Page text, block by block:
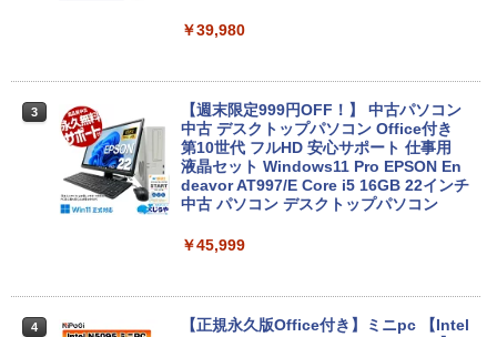
￥9,999
3
富士通 LIFEBOOK U9310/DX Core i5 10
210U 1.6GHz/8GB/256GB(SSD)/13.3W/
FHD(1920x1080)/Win11 バッテリ劣化
【中古】【20260619】
￥16,500
12.1型 カメラ付き ] : アウトレット ●
￥39,980
3
【週末限定999円OFF！】 中古パソコン
中古 デスクトップパソコン Office付き
第10世代 フルHD 安心サポート 仕事用
液晶セット Windows11 Pro EPSON En
deavor AT997/E Core i5 16GB 22インチ
中古 パソコン デスクトップパソコン
￥45,999
4
【正規永久版Office付き】ミニpc 【Intel